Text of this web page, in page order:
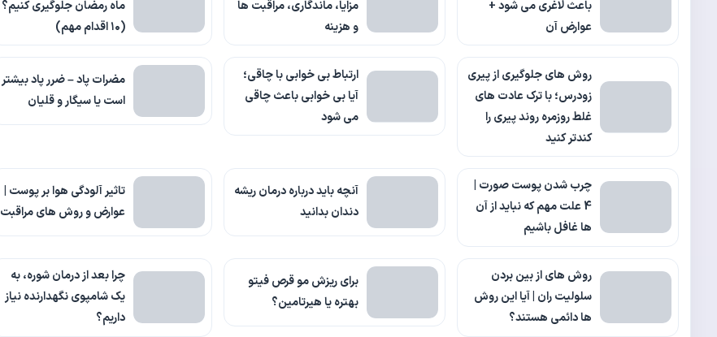
باعث لاغری می شود +
عوارض آن
مزایا، ماندگاری، مراقبت ها
و هزینه
ماه رمضان جلوگیری کنیم؟
(۱۰ اقدام مهم)
روش های جلوگیری از پیری
زودرس؛ با ترک عادت های
غلط روزمره روند پیری را
کندتر کنید
ارتباط بی خوابی با چاقی؛
آیا بی خوابی باعث چاقی
می شود
مضرات پاد – ضرر پاد بیشتر
است یا سیگار و قلیان
چرب شدن پوست صورت |
4 علت مهم که نباید از آن
ها غافل باشیم
آنچه باید درباره درمان ریشه
دندان بدانید
تاثیر آلودگی هوا بر پوست |
عوارض و روش های مراقبت
روش های از بین بردن
سلولیت ران | آیا این روش
ها دائمی هستند؟
برای ریزش مو قرص فیتو
بهتره یا هیرتامین؟
چرا بعد از درمان شوره، به
یک شامپوی نگهدارنده نیاز
داریم؟